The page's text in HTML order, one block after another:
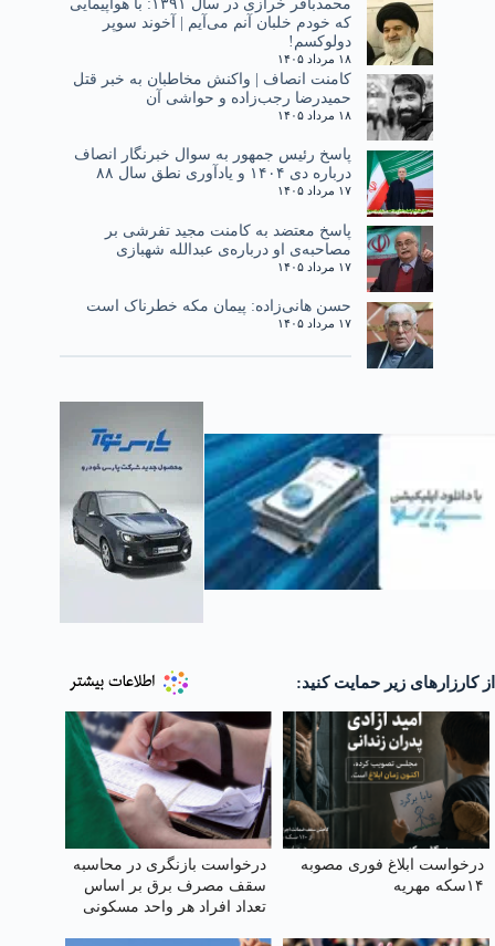
که خودم خلبان آنم می‌آیم | آخوند سوپر
دولوکسم!
۱۸ مرداد ۱۴۰۵
کامنت انصاف | واکنش مخاطبان به خبر قتل
حمیدرضا رجب‌زاده و حواشی آن
۱۸ مرداد ۱۴۰۵
پاسخ رئیس جمهور به سوال خبرنگار انصاف
درباره دی ۱۴۰۴ و یادآوری نطق سال ۸۸
۱۷ مرداد ۱۴۰۵
پاسخ معتضد به کامنت مجید تفرشی بر
مصاحبه‌ی او درباره‌ی عبدالله شهبازی
۱۷ مرداد ۱۴۰۵
حسن هانی‌زاده: پیمان مکه خطرناک است
۱۷ مرداد ۱۴۰۵
از کارزارهای زیر حمایت کنید:
درخواست ابلاغ فوری مصوبه
۱۴سکه مهریه
درخواست بازنگری در محاسبه
سقف مصرف برق بر اساس
تعداد افراد هر واحد مسکونی